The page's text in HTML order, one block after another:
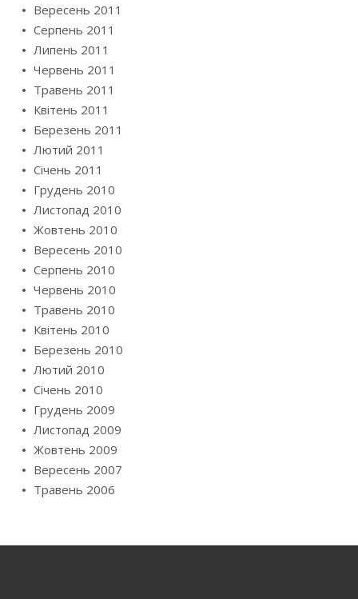
Вересень 2011
Серпень 2011
Липень 2011
Червень 2011
Травень 2011
Квітень 2011
Березень 2011
Лютий 2011
Січень 2011
Грудень 2010
Листопад 2010
Жовтень 2010
Вересень 2010
Серпень 2010
Червень 2010
Травень 2010
Квітень 2010
Березень 2010
Лютий 2010
Січень 2010
Грудень 2009
Листопад 2009
Жовтень 2009
Вересень 2007
Травень 2006